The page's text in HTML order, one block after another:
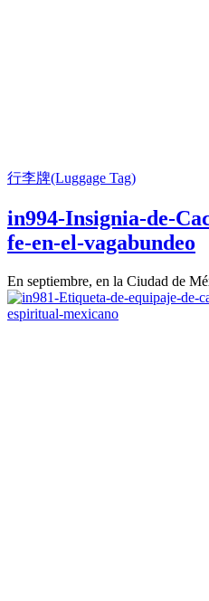
行李牌(Luggage Tag)
in994-Insignia-de-
fe-en-el-vagabundeo
En septiembre, en la Ciudad de